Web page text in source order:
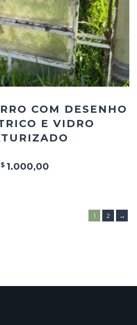
COM DESENHO
E VIDRO
1.000,00
1 2 →